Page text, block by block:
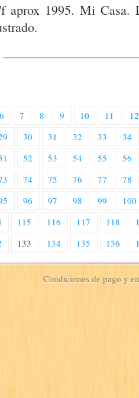
aprox 1995. Mi Casa.
6 7 8 9 10 11
12
30 31 32 33
34
52 53 54 55
56
74 75 76 77
78
96 97 98 99
100
115 116 117 118
133 134 135 136
Condiciones de pago y